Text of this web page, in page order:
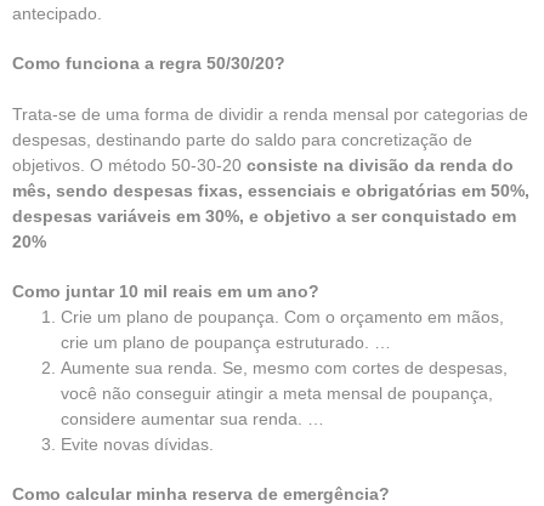
antecipado.
Como funciona a regra 50/30/20?
Trata-se de uma forma de dividir a renda mensal por categorias de
despesas, destinando parte do saldo para concretização de
objetivos. O método 50-30-20 consiste na divisão da renda do
mês, sendo despesas fixas, essenciais e obrigatórias em 50%,
despesas variáveis em 30%, e objetivo a ser conquistado em
20%
Como juntar 10 mil reais em um ano?
Crie um plano de poupança. Com o orçamento em mãos,
crie um plano de poupança estruturado. …
Aumente sua renda. Se, mesmo com cortes de despesas,
você não conseguir atingir a meta mensal de poupança,
considere aumentar sua renda. …
Evite novas dívidas.
Como calcular minha reserva de emergência?